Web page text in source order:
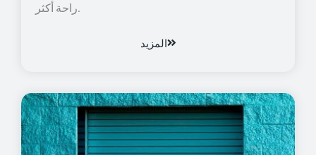
راحة أكثر.
المزيد